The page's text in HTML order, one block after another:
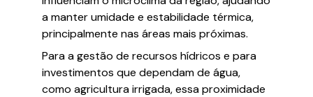
a manter umidade e estabilidade térmica,
principalmente nas áreas mais próximas.
Para a gestão de recursos hídricos e para
investimentos que dependam de água,
como agricultura irrigada, essa proximidade